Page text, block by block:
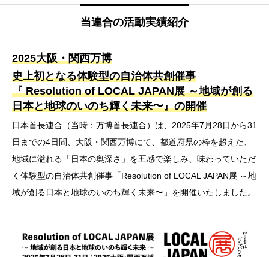
当連合の活動実績紹介
2025大阪・関西万博
史上初となる体験型の自治体共創催事
『 Resolution of LOCAL JAPAN展 ～地域が創る
日本と地球のいのち輝く未来〜』の開催
日本首長連合（当時：万博首長連合）は、2025年7月28日から31
日までの4日間、大阪・関西万博にて、都道府県の枠を超えた、
地域に溢れる「日本の奥深さ」を五感で楽しみ、味わっていただ
く体験型の自治体共創催事「Resolution of LOCAL JAPAN展 ～地
域が創る日本と地球のいのち輝く未来〜」を開催いたしました。